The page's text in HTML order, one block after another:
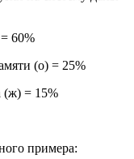
60%
(о) = 25%
(ж) = 15%
примера: